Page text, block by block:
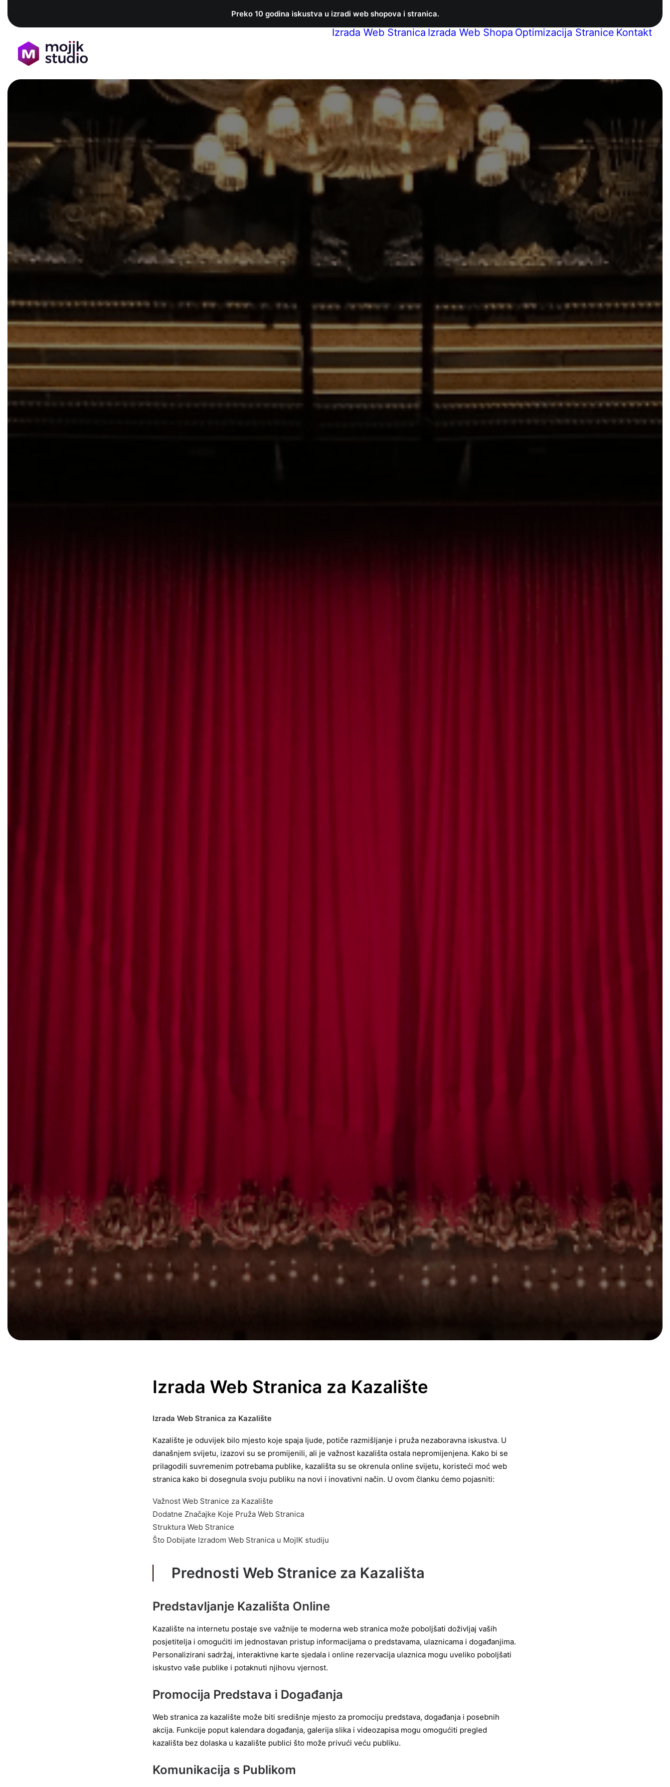
Preko 10 godina iskustva u izradi web shopova i stranica.
Izrada Web Stranica Izrada Web Shopa Optimizacija Stranice Kontakt
Izrada Web Stranica za Kazalište
Izrada Web Stranica za Kazalište
Kazalište je oduvijek bilo mjesto koje spaja ljude, potiče razmišljanje i pruža nezaboravna iskustva. U
današnjem svijetu, izazovi su se promijenili, ali je važnost kazališta ostala nepromijenjena. Kako bi se
prilagodili suvremenim potrebama publike, kazališta su se okrenula online svijetu, koristeći moć web
stranica kako bi dosegnula svoju publiku na novi i inovativni način. U ovom članku ćemo pojasniti:
Važnost Web Stranice za Kazalište
Dodatne Značajke Koje Pruža Web Stranica
Struktura Web Stranice
Što Dobijate Izradom Web Stranica u MojIK studiju
Prednosti Web Stranice za Kazališta
Predstavljanje Kazališta Online
Kazalište na internetu postaje sve važnije te moderna web stranica može poboljšati doživljaj vaših
posjetitelja i omogućiti im jednostavan pristup informacijama o predstavama, ulaznicama i događanjima.
Personalizirani sadržaj, interaktivne karte sjedala i online rezervacija ulaznica mogu uveliko poboljšati
iskustvo vaše publike i potaknuti njihovu vjernost.
Promocija Predstava i Događanja
Web stranica za kazalište može biti središnje mjesto za promociju predstava, događanja i posebnih
akcija. Funkcije poput kalendara događanja, galerija slika i videozapisa mogu omogućiti pregled
kazališta bez dolaska u kazalište publici što može privući veću publiku.
Komunikacija s Publikom